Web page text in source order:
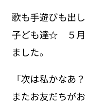
歌も手遊びも出
子ども達☆ ５月
ました。
「次は私かなあ
またお友だちが